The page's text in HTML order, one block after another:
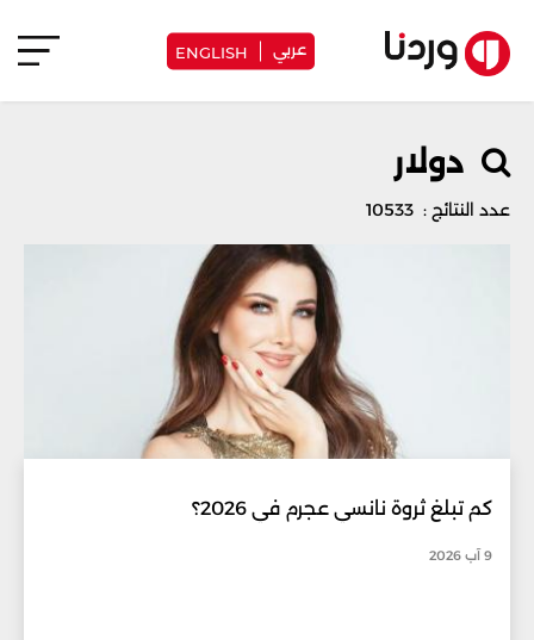
عربي ENGLISH
دولار
عدد النتائج : 10533
كم تبلغ ثروة نانسي عجرم في 2026؟
9 آب 2026